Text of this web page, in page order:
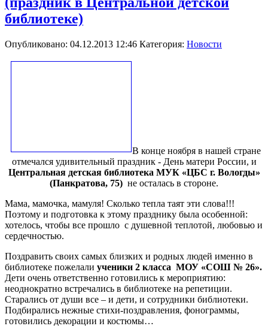
библиотеке)
Опубликовано: 04.12.2013 12:46 Категория: Новости
В конце ноября в нашей стране
отмечался удивительный праздник - День матери России, и
Центральная детская библиотека МУК «ЦБС г. Вологды»
(Панкратова, 75) не осталась в стороне.
Мама, мамочка, мамуля! Сколько тепла таят эти слова!!!
Поэтому и подготовка к этому празднику была особенной:
хотелось, чтобы все прошло с душевной теплотой, любовью и
сердечностью.
Поздравить своих самых близких и родных людей именно в
библиотеке пожелали ученики 2 класса МОУ «СОШ № 26».
Дети очень ответственно готовились к мероприятию:
неоднократно встречались в библиотеке на репетиции.
Старались от души все – и дети, и сотрудники библиотеки.
Подбирались нежные стихи-поздравления, фонограммы,
готовились декорации и костюмы…